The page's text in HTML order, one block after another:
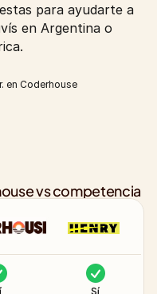
para ayudarte a
en Argentina o
en Coderhouse
vs competencia
Sí